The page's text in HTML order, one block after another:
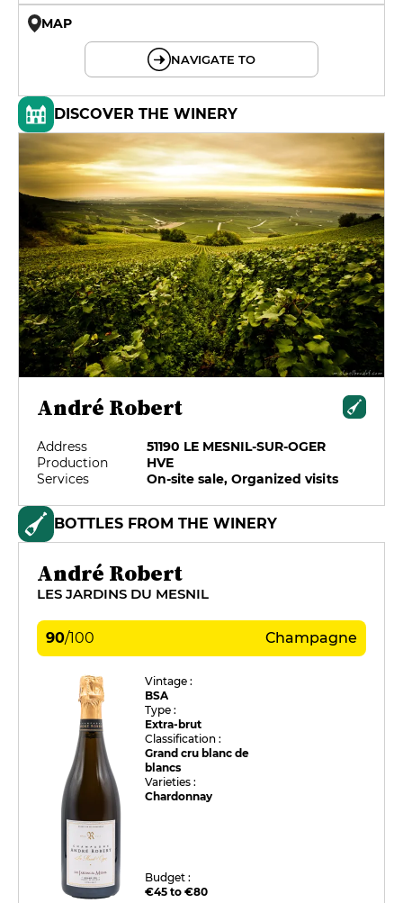
MAP
NAVIGATE TO
DISCOVER THE WINERY
André Robert
Address
51190 LE MESNIL-SUR-OGER
Production
HVE
Services
On-site sale, Organized visits
BOTTLES FROM THE WINERY
André Robert
LES JARDINS DU MESNIL
90/100 Champagne
Vintage :
BSA
Type :
Extra-brut
Classification :
Grand cru blanc de
blancs
Varieties :
Chardonnay
Budget :
€45 to €80